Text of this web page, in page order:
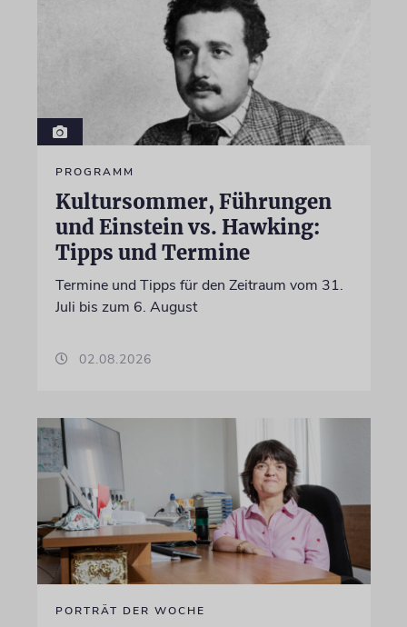
PROGRAMM
Kultursommer, Führungen
und Einstein vs. Hawking:
Tipps und Termine
Termine und Tipps für den Zeitraum vom 31.
Juli bis zum 6. August
02.08.2026
PORTRÄT DER WOCHE